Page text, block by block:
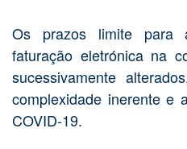
Os prazos limite para
faturação eletrónica na
sucessivamente
complexidade inerente e
COVID-19.